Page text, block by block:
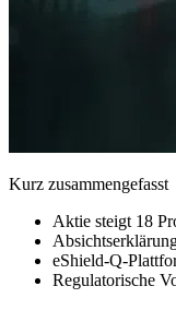
Kurz zusammengefasst
Aktie steigt 18
eShield-Q-
Regulatorische